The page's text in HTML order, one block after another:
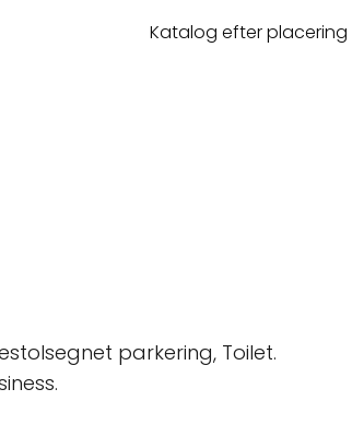
Katalog efter placering
parkering, Toilet.